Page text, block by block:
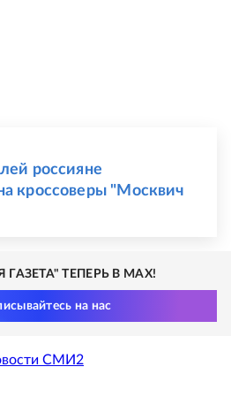
россияне
кроссоверы "Москвич
ТЕПЕРЬ В MAX!
на нас
СМИ2